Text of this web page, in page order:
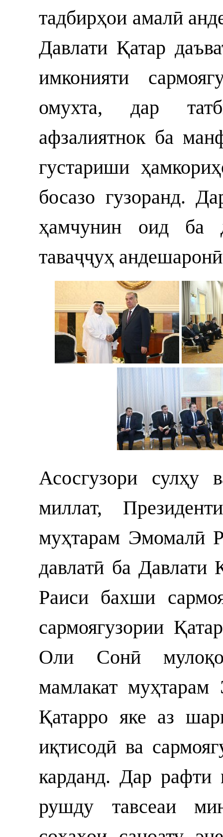
тадбирҳои амалӣ
Давлати Қатар
имконияти
омухта, дар
афзалиятнок ба
густариши
босазо гузоранд.
ҳамчунин оид ба
таваҷҷуҳ
Асосгузори
миллат,
муҳтарам Эмомалӣ
давлатӣ ба
Раиси бахши
сармоягузории
Оли Сонӣ
мамлакат
Қатарро яке аз
иқтисодӣ ва
карданд. Дар рафти
рушду тавсеаи